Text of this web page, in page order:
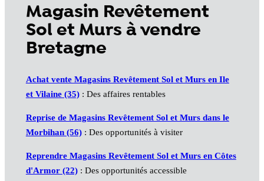
Magasin Revêtement
Sol et Murs à vendre
Bretagne
Achat vente Magasins Revêtement Sol et Murs en Ile
et Vilaine (35): Des affaires rentables
Reprise de Magasins Revêtement Sol et Murs dans le
Morbihan (56): Des opportunités à visiter
Reprendre Magasins Revêtement Sol et Murs en Côtes
d'Armor (22): Des opportunités accessible